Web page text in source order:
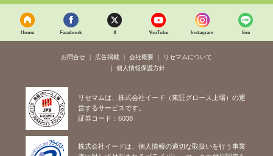
Home Facebook X YouTube Instagram line
お問合せ 広告掲載 会社概要
リセマムについて
個人情報保護方針
リセマムは、株式会社イード（東証グロース上場）の運
営するサービスです。
証券コード：6038
株式会社イードは、個人情報の適切な取扱いを行う事業